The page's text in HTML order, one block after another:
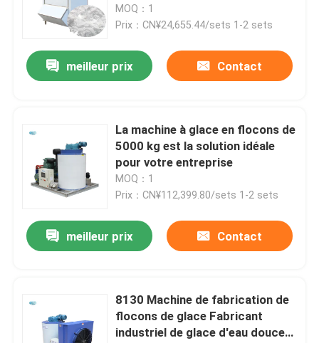
d'eau douce
MOQ：1
Prix：CN¥24,655.44/sets 1-2 sets
meilleur prix Contact
La machine à glace en flocons de
5000 kg est la solution idéale
pour votre entreprise
MOQ：1
Prix：CN¥112,399.80/sets 1-2 sets
meilleur prix Contact
8130 Machine de fabrication de
flocons de glace Fabricant
industriel de glace d'eau douce